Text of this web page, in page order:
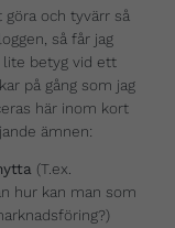
och tyvärr så
så får jag
betyg vid ett
på gång som jag
här inom kort
ämnen:
(T.ex.
hur kan man som